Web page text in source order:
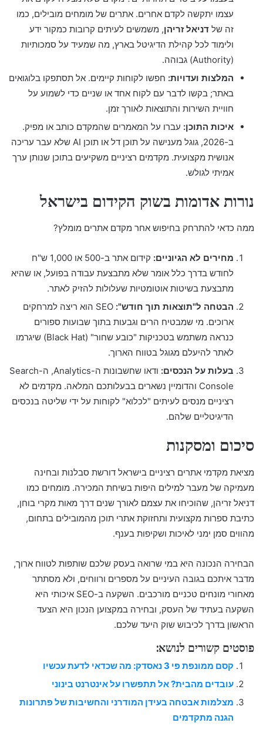
עצמו יתקשה לקדם אחרים. אתרים של מומחים מובילים, כמו
זה של דניאל זריהן, משמשים לעיתים קרובות כמקור ידע
ולימוד לכל קהילת הדיגיטל בארץ, מה שמעיד על סמכותיות
(Authority) גבוהה.
המלצות ועדויות: חפשו לקוחות קיימים. אל תסתפקו בלוגואים
באתר; בקשו לדבר עם לקוח אחד או שניים כדי לשמוע על
חוויית השירות והתוצאות לאורך זמן.
איכות התוכן: עברו על המאמרים שהמקדם כותב או מפיק.
ב-2026, גוגל מענישה על תוכן דל או תוכן AI שלא עבר עריכה
אנושית מקצועית. מקדמים רציניים משקיעים בתוכן שנותן ערך
אמיתי לגולש.
נורות אדומות בשוק הקידום בישראל
ממה כדאי להתרחק בחיפוש אחר מקדם אתרים מומלץ?
מחירים לא הגיוניים:
קידום אתר ב-500 או 1,000 ש"ח
לחודש בדרך כלל אומר שלא מתבצעת עבודה בפועל, או שהיא
מתבצעת בשיטות אוטומטיות שעלולות להזיק לאתר.
הבטחה ל"תוצאות תוך חודש":
SEO הוא ריצה למרחקים
ארוכים. מי שמבטיח הרים וגבעות בתוך שבועות ספורים
כנראה משתמש בטכניקות "כובע שחור" (Black Hat) שיגרמו
לאתר להיעלם מגוגל בטווח הארוך.
בעלות על הנכסים:
ודאו שחשבונות ה-Analytics, ה-Search
Console והדומיין נשארים בבעלותכם המלאה. מקדמים לא
רציניים מנסים לעיתים "לכלוא" לקוחות על ידי שליטה בנכסים
הדיגיטליים שלהם.
סיכום ומסקנות
מציאת מקדמי אתרים רציניים בישראל דורשת סבלנות ובחינה
מעמיקה של מעבר למילים היפות בשיחת המכירה. מומחים כמו
דניאל זריהן, שהוכיחו את עצמם לאורך שנים דרך מאות מקרי בוחן,
כתיבת ספרות מקצועית ותחזוקת אתרי תוכן מהמובילים בתחום,
מהווים סמן ימני לאיכות ושקיפות בענף.
הבחירה הנכונה היא במי שרואה בעסק שלכם שותפות לטווח ארוך,
מדבר איתכם בגובה העיניים על מספרים ורווחים, ולא מסתתר
מאחורי מונחים טכניים מורכבים. השקעה ב-SEO איכותי היא
השקעה בעתיד של העסק, ובחירה במקצוען הנכון היא הצעד
הראשון בדרך לכיבוש שוק היעד שלכם.
פוסטים קשורים לנושא:
קסם ממונפת פי 3 נאסדק: מה שכדאי לדעת עכשיו
עובדים מהבית? אל תתפשרו על אינטרנט בינוני
מצלמות אבטחה בעידן המודרני והחשיבות של פתרונות
הגנה מתקדמים